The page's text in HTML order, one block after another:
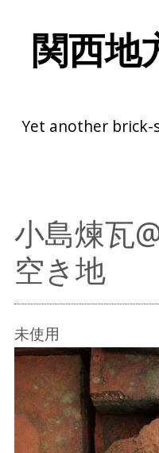
関西地
Yet another brick-
小島煉瓦
空き地
未使用